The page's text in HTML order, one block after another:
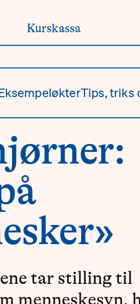
Kurskassa
Tips, triks
tar stilling til
menneskesyn,